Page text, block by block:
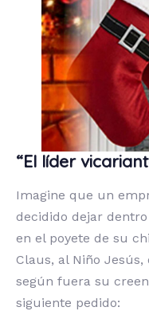
“El líder
Imagine que un
decidido dejar
en el poyete de su
Claus, al Niño Jesús,
según fuera su
siguiente pedido: